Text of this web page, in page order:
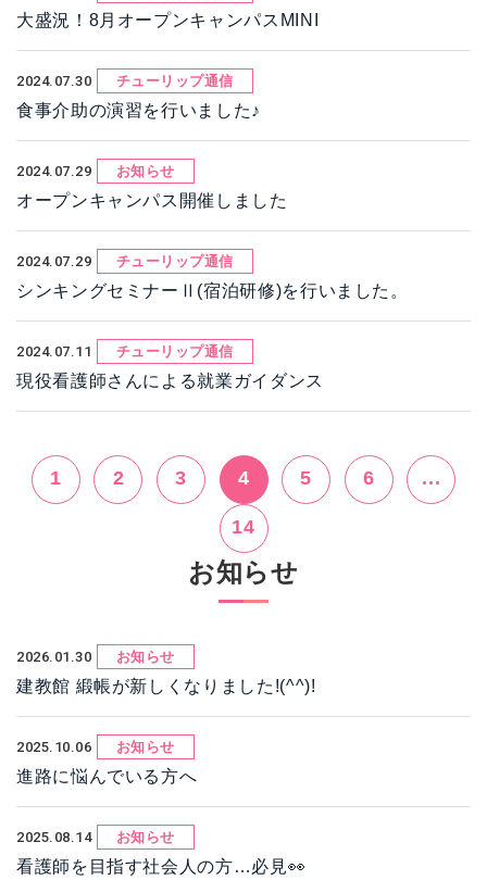
大盛況！8月オープンキャンパスMINI
2024.07.30 チューリップ通信
食事介助の演習を行いました♪
2024.07.29 お知らせ
オープンキャンパス開催しました
2024.07.29 チューリップ通信
シンキングセミナーⅡ(宿泊研修)を行いました。
2024.07.11 チューリップ通信
現役看護師さんによる就業ガイダンス
1 2 3 4 5 6 ...
14
お知らせ
2026.01.30 お知らせ
建教館 緞帳が新しくなりました!(^^)!
2025.10.06 お知らせ
進路に悩んでいる方へ
2025.08.14 お知らせ
看護師を目指す社会人の方…必見👀